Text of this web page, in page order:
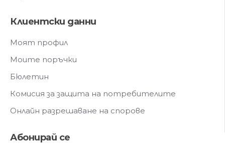
Клиентски данни
Моят профил
Моите поръчки
Бюлетин
Комисия за защита на потребителите
Онлайн разрешаване на спорове
Абонирай се